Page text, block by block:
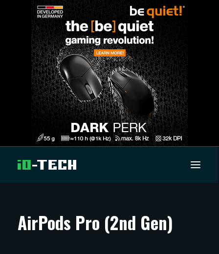
ARTIKKELIT
AirPods Pro (2nd Gen)